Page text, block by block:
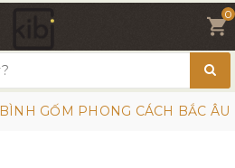
0
BÌNH GỐM PHONG CÁCH BẮC ÂU